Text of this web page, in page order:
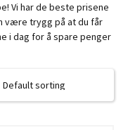
Vi har de beste prisene
være trygg på at du får
i dag for å spare penger